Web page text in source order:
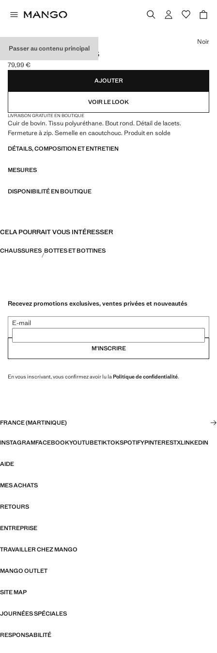
Passer au contenu principal
BOTTINES CUIR LACETS
Prix actuel [79,99 € ]
79,99 €
Choisissez une couleur
Noir
AJOUTER
VOIR LE LOOK
LIVRAISON GRATUITE EN BOUTIQUE
Cuir de bovin. Tissu polyuréthane. Bout rond. Détail de lacets.
Fermeture à zip. Semelle en caoutchouc. Produit en solde
DÉTAILS, COMPOSITION ET ENTRETIEN
MESURES
DISPONIBILITÉ EN BOUTIQUE
CELA POURRAIT VOUS INTÉRESSER
CHAUSSURES BOTTES ET BOTTINES
Recevez promotions exclusives, ventes privées et nouveautés
E-mail
M’INSCRIRE
En vous inscrivant, vous confirmez avoir lu la Politique de confidentialité.
FRANCE (MARTINIQUE)
INSTAGRAMFACEBOOKYOUTUBETIKTOKSPOTIFYPINTERESTXLINKEDIN
AIDE
MES ACHATS
RETOURS
ENTREPRISE
TRAVAILLER CHEZ MANGO
MANGO OUTLET
SITE MAP
JOURNÉES SPÉCIALES
RESPONSABILITÉ